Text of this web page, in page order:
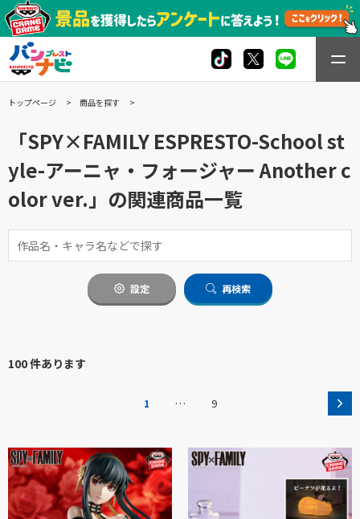
トップページ 商品を探す
「SPY×FAMILY ESPRESTO-School st
yle-アーニャ・フォージャー Another c
olor ver.」の関連商品一覧
設定 再検索
100 件あります
1 … 9